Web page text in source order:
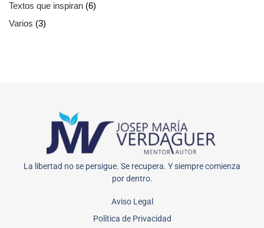
Textos que inspiran (6)
Varios (3)
La libertad no se persigue. Se recupera. Y siempre comienza
por dentro.
Aviso Legal
Política de Privacidad